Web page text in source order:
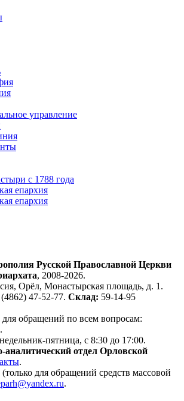
управление
с 1788 года
епархия
епархия
Русской Православной Церкви
, 2008-2026.
Орёл, Монастырская площадь, д. 1.
47-52-77. Склад: 59-14-95
для обращений по всем вопросам:
.
пятница, с 8:30 до 17:00.
отдел Орловской
.
для обращений средств массовой
.